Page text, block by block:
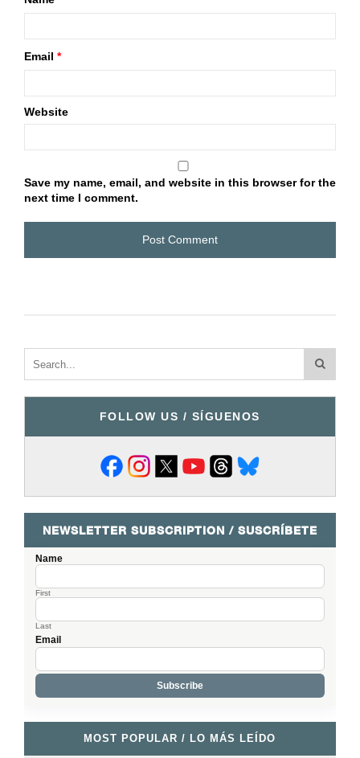
Email *
Website
Save my name, email, and website in this browser for the
next time I comment.
FOLLOW US / SÍGUENOS
NEWSLETTER SUBSCRIPTION / SUSCRÍBETE
Name
First
Last
Email
MOST POPULAR / LO MÁS LEÍDO